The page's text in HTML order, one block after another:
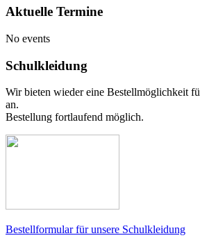
Aktuelle Termine
No events
Schulkleidung
Wir bieten wieder eine Bestellmöglichkeit
an.
Bestellung fortlaufend möglich.
Bestellformular für unsere Schulkleidung